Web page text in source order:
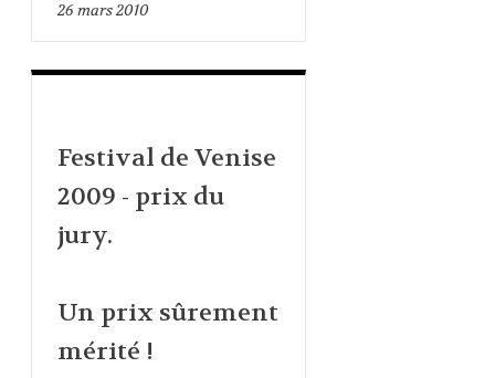
26mars 2010
Festival de Venise
2009 - prix du
jury.
Un prix sûrement
mérité !